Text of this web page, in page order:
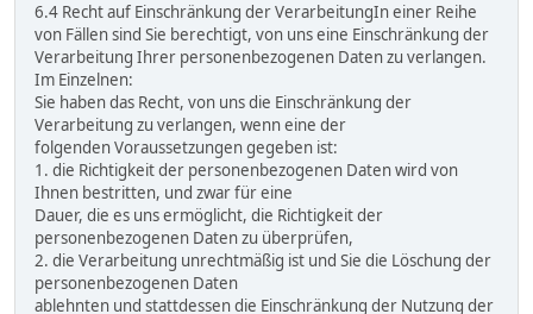
6.4 Recht auf Einschränkung der VerarbeitungIn einer Reihe
von Fällen sind Sie berechtigt, von uns eine Einschränkung der
Verarbeitung Ihrer personenbezogenen Daten zu verlangen.
Im Einzelnen:
Sie haben das Recht, von uns die Einschränkung der
Verarbeitung zu verlangen, wenn eine der
folgenden Voraussetzungen gegeben ist:
1. die Richtigkeit der personenbezogenen Daten wird von
Ihnen bestritten, und zwar für eine
Dauer, die es uns ermöglicht, die Richtigkeit der
personenbezogenen Daten zu überprüfen,
2. die Verarbeitung unrechtmäßig ist und Sie die Löschung der
personenbezogenen Daten
ablehnten und stattdessen die Einschränkung der Nutzung der